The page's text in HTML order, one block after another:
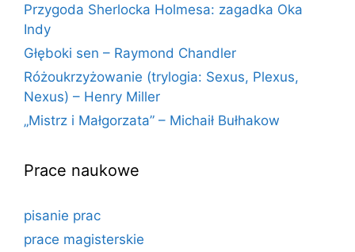
Przygoda Sherlocka Holmesa: zagadka Oka
Indy
Głęboki sen – Raymond Chandler
Różoukrzyżowanie (trylogia: Sexus, Plexus,
Nexus) – Henry Miller
„Mistrz i Małgorzata” – Michaił Bułhakow
Prace naukowe
pisanie prac
prace magisterskie